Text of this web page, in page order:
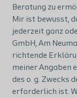
Beratung zu
Mir ist bewusst,
jederzeit ganz
GmbH, Am
richtende
meiner Angaben
des o. g. Zwecks
erforderlich ist.